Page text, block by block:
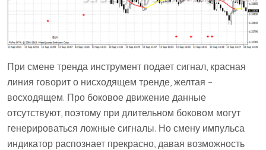
При смене тренда инструмент подает сигнал, красная
линия говорит о нисходящем тренде, желтая –
восходящем. Про боковое движение данные
отсутствуют, поэтому при длительном боковом могут
генерироваться ложные сигналы. Но смену импульса
индикатор распознает прекрасно, давая возможность